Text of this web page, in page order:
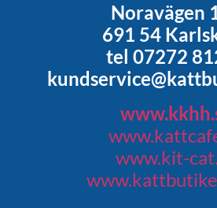
Noravägen
691 54
tel 07272
www.kit-